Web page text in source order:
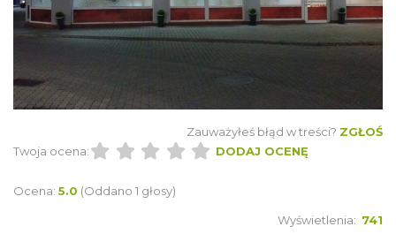
Zauważyłeś błąd w treści? ZGŁOŚ
Twoja ocena:
DODAJ OCENĘ
Ocena: 5.0 (Oddano 1 głosy)
Wyświetlenia: 741